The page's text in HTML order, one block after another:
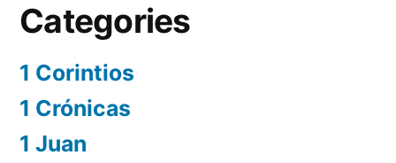
Categories
1 Corintios
1 Crónicas
1 Juan